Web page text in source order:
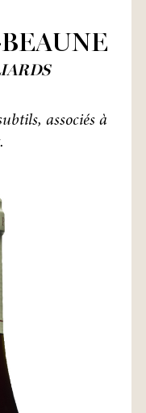
associés à